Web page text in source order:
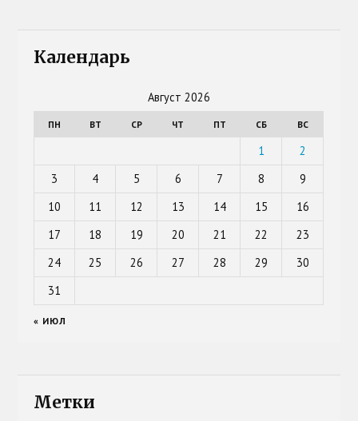
Календарь
Август 2026
ПН ВТ СР ЧТ ПТ СБ ВС
1
2
3
4 5 6 7 8
9
10
11 12 13 14 15
16
17
18 19 20 21 22
23
24
25 26 27 28 29
30
31
« ИЮЛ
Метки